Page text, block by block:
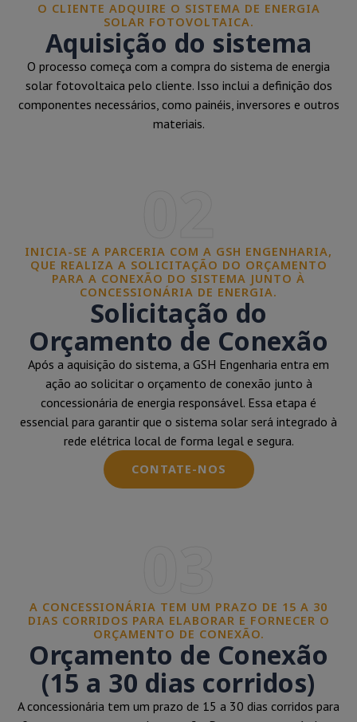
O CLIENTE ADQUIRE O SISTEMA DE ENERGIA
SOLAR FOTOVOLTAICA.
Aquisição do sistema
O processo começa com a compra do sistema de energia
solar fotovoltaica pelo cliente. Isso inclui a definição dos
componentes necessários, como painéis, inversores e outros
materiais.
INICIA-SE A PARCERIA COM A GSH ENGENHARIA,
QUE REALIZA A SOLICITAÇÃO DO ORÇAMENTO
PARA A CONEXÃO DO SISTEMA JUNTO À
CONCESSIONÁRIA DE ENERGIA.
Solicitação do
Orçamento de Conexão
Após a aquisição do sistema, a GSH Engenharia entra em
ação ao solicitar o orçamento de conexão junto à
concessionária de energia responsável. Essa etapa é
essencial para garantir que o sistema solar será integrado à
rede elétrica local de forma legal e segura.
CONTATE-NOS
A CONCESSIONÁRIA TEM UM PRAZO DE 15 A 30
DIAS CORRIDOS PARA ELABORAR E FORNECER O
ORÇAMENTO DE CONEXÃO.
Orçamento de Conexão
(15 a 30 dias corridos)
A concessionária tem um prazo de 15 a 30 dias corridos para